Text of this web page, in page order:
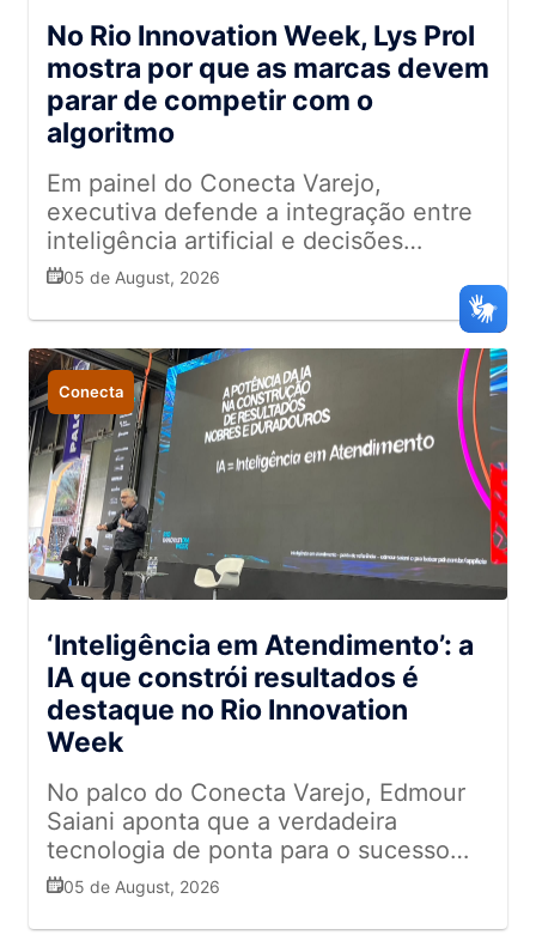
No Rio Innovation Week, Lys Prol
mostra por que as marcas devem
parar de competir com o
algoritmo
Em painel do Conecta Varejo,
executiva defende a integração entre
inteligência artificial e decisões
humanas para aumentar vendas,
personalizar a experiência do cliente e
impulsionar resultados
05 de August, 2026
Conecta
‘Inteligência em Atendimento’: a
IA que constrói resultados é
destaque no Rio Innovation
Week
No palco do Conecta Varejo, Edmour
Saiani aponta que a verdadeira
tecnologia de ponta para o sucesso
das marcas está na conexão humana,
05 de August, 2026